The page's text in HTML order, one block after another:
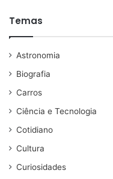
Temas
Astronomia
Biografia
Carros
Ciência e Tecnologia
Cotidiano
Cultura
Curiosidades